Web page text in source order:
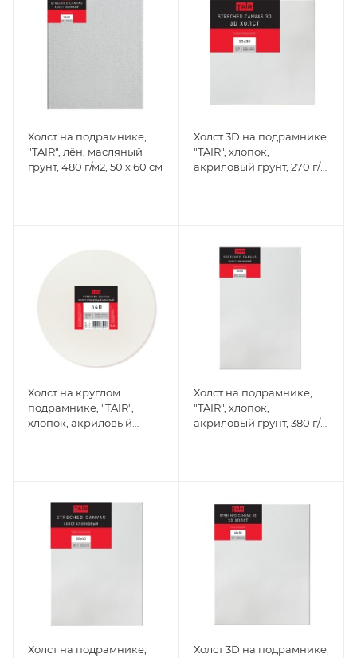
Холст на подрамнике,
"TAIR", лён, масляный
грунт, 480 г/м2, 50 х 60 см
Холст 3D на подрамнике,
"TAIR", хлопок,
акриловый грунт, 270 г/
Холст на круглом
подрамнике, "TAIR",
хлопок, акриловый
Холст на подрамнике,
"TAIR", хлопок,
акриловый грунт, 380 г/
Холст на подрамнике,
Холст 3D на подрамнике,